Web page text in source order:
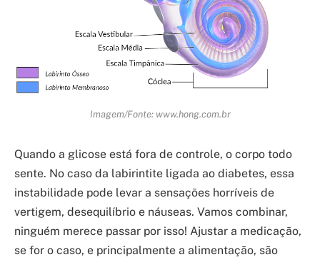
Imagem/Fonte: www.hong.com.br
Quando a glicose está fora de controle, o corpo todo
sente. No caso da labirintite ligada ao diabetes, essa
instabilidade pode levar a sensações horríveis de
vertigem, desequilíbrio e náuseas. Vamos combinar,
ninguém merece passar por isso! Ajustar a medicação,
se for o caso, e principalmente a alimentação, são